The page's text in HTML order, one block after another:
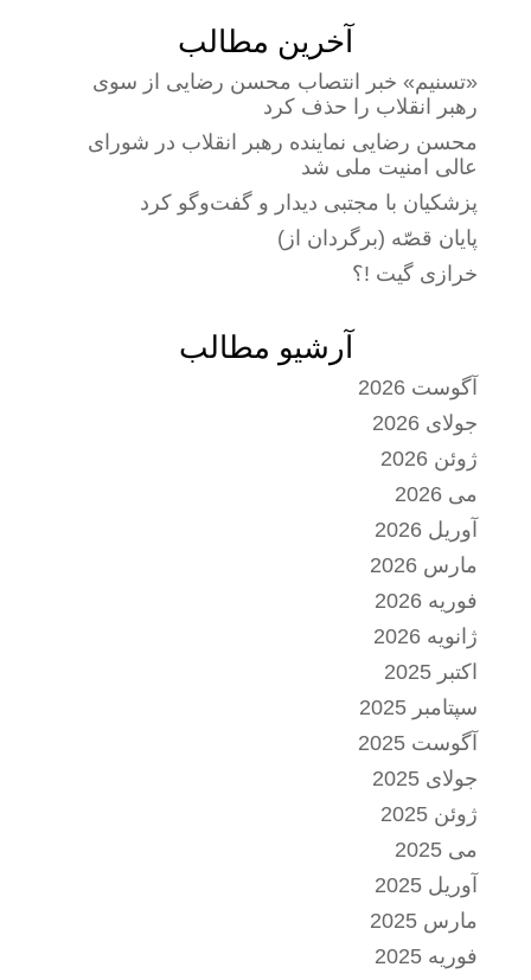
آخرین مطالب
«تسنیم» خبر انتصاب محسن رضایی از سوی
رهبر انقلاب را حذف کرد
محسن رضایی نماینده رهبر انقلاب در شورای
عالی امنیت ملی شد
پزشکیان با مجتبی دیدار و گفت‌وگو کرد
پایان قصّه (برگردان از)
خرازی گیت !؟
آرشیو مطالب
آگوست 2026
جولای 2026
ژوئن 2026
می 2026
آوریل 2026
مارس 2026
فوریه 2026
ژانویه 2026
اکتبر 2025
سپتامبر 2025
آگوست 2025
جولای 2025
ژوئن 2025
می 2025
آوریل 2025
مارس 2025
فوریه 2025